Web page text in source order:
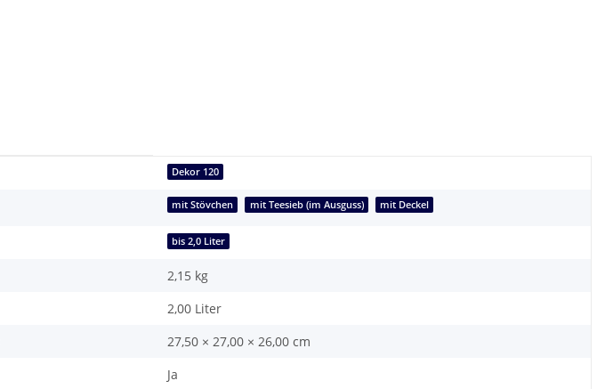
Dekor 120
mit Stövchen mit Teesieb (im Ausguss) mit Deckel
bis 2,0 Liter
2,15 kg
2,00 Liter
27,50 × 27,00 × 26,00 cm
Ja